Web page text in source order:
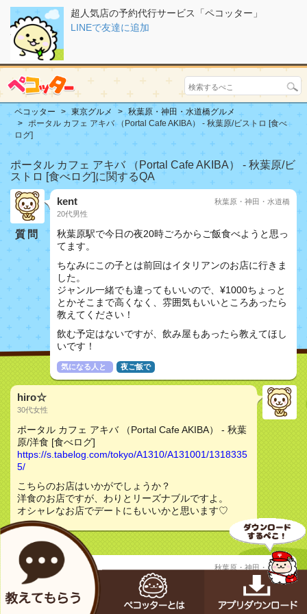
超人気店の予約代行サービス「ペコッター」
LINEで友達に追加
ペコッター 東京グルメ
秋葉原・神田・水道橋グルメ
ポータル カフェ アキバ （Portal Cafe AKIBA） - 秋葉原/ビストロ [食べ
ログ]
ポータル カフェ アキバ （Portal Cafe AKIBA） - 秋葉原/ビ
ストロ [食べログ]に関するQA
質問
kent
20代男性
秋葉原・神田・水道橋
秋葉原駅で今日の夜20時ごろからご飯食べようと思っ
てます。
ちなみにこの子とは前回はイタリアンのお店に行きま
した。
ジャンル一緒でも違ってもいいので、¥1000ちょっと
とかそこまで高くなく、雰囲気もいいところあったら
教えてください！
飲む予定はないですが、飲み屋もあったら教えてほし
いです！
気になる人と 夜ご飯で
hiro☆
30代女性
ポータル カフェ アキバ （Portal Cafe AKIBA） - 秋葉
原/洋食 [食べログ]
https://s.tabelog.com/tokyo/A1310/A131001/1318335
5/
こちらのお店はいかがでしょうか？
洋食のお店ですが、わりとリーズナブルですよ。
オシャレなお店でデートにもいいかと思います♡
質問
あやか 秋葉原・神田・水道橋
御茶ノ水周辺でゴハンおいしくて空いてるところあり